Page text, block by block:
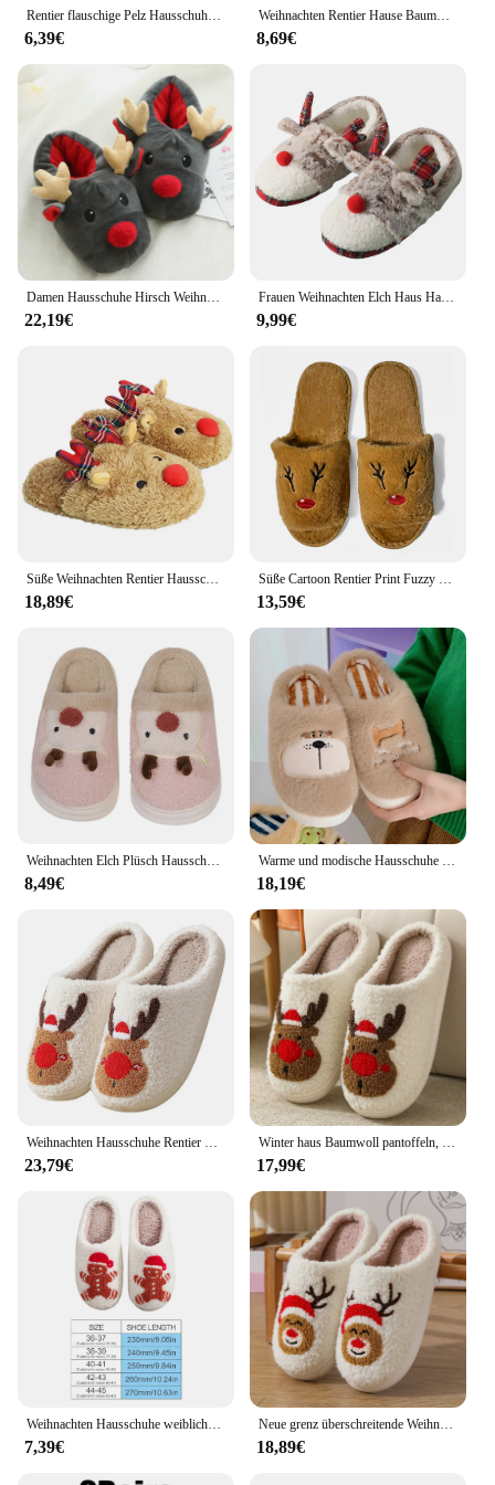
Rentier flauschige Pelz Hausschuhe Cartoon Plüsch geschlossene Zehen Hausschuhe niedlichen Plüsch Slip-On Hausschuhe mit roter Schleife für den Winter drinnen
6,39€
Weihnachten Rentier Hause Baumwolle Hausschuhe Cartoon Nette Warme Hause Plüsch Hausschuhe Indoor Bequeme Boden Anti Slip Baumwolle Hausschuhe
8,69€
Damen Hausschuhe Hirsch Weihnachts schuhe Baumwolle Plüsch niedlichen Hausschuhe Winter Baumwolle Innen haus flachen Boden weichen warmen Plüsch Hausschuhe
22,19€
Frauen Weihnachten Elch Haus Hausschuhe rutsch feste Plüsch Baumwolle Hausschuhe gemütliche Rentier weiche Schuhe für kaltes Wetter nach Hause drinnen
9,99€
18,89€ 13,59€
8,49€ 18,19€
23,79€ 17,99€
7,39€
Neue grenz überschreitende Weihnachts hirsch Lebkuchen Mann Hausschuhe Frauen warme Indoor Winter Baumwolle Hausschuhe Smiley Gesicht Design
18,89€